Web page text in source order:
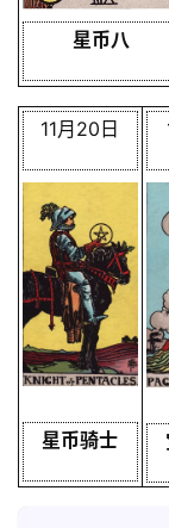
星币八
11月20日
星币骑士